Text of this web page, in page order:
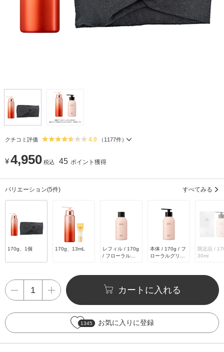
クチコミ評価 4.9 （ 1177件）
¥4,950 税込 45 ポイント獲得
バリエーション(5件) すべてみる
170g、1個 170g、13mL
レフィル / 170g
/ フローラルグ
本体 / 170g / フ
ローラルグリー
限定品 /
30ml
カートに入れる
1345 お気に入りに登録